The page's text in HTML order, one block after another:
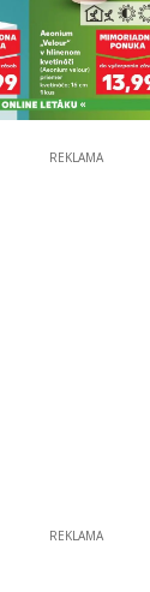
REKLAMA
REKLAMA